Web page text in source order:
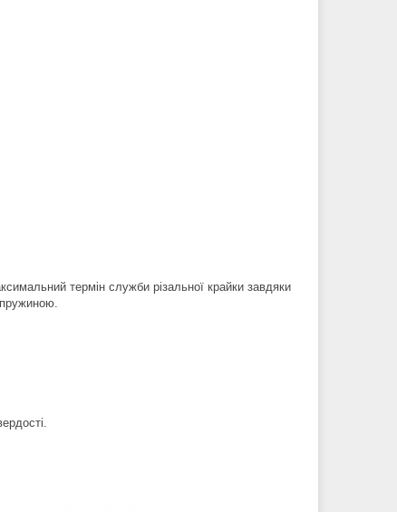
термін служби різальної крайки завдяки
пружиною.